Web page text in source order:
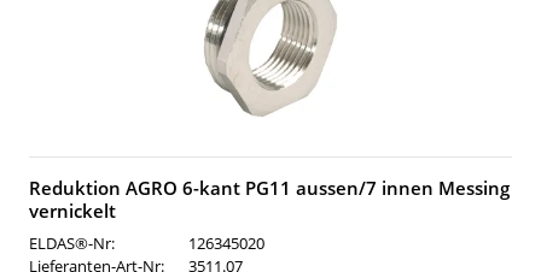
Reduktion AGRO 6-kant PG11 aussen/7 innen Messing
vernickelt
ELDAS®-Nr:
126345020
Lieferanten-Art-Nr:
3511.07